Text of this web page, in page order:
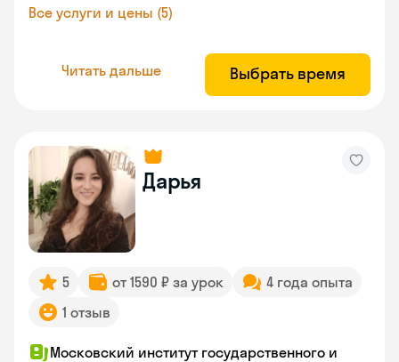
Все услуги и цены (5)
Читать дальше Выбрать время
Дарья
5 от 1590 ₽ за урок
4 года опыта
1 отзыв
Московский институт государственного и